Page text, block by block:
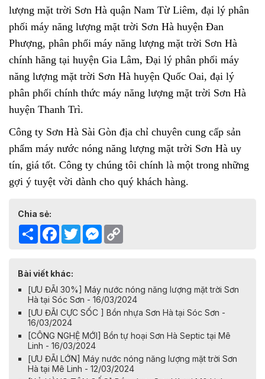
lượng mặt trời Sơn Hà quận Nam Từ Liêm, đại lý phân
phối máy năng lượng mặt trời Sơn Hà huyện Đan
Phượng, phân phối máy năng lượng mặt trời Sơn Hà
chính hãng tại huyện Gia Lâm, Đại lý phân phối máy
năng lượng mặt trời Sơn Hà huyện Quốc Oai, đại lý
phân phối chính thức máy năng lượng mặt trời Sơn Hà
huyện Thanh Trì.
Công ty Sơn Hà Sài Gòn địa chỉ chuyên cung cấp sản
phẩm máy nước nóng năng lượng mặt trời Sơn Hà uy
tín, giá tốt. Công ty chúng tôi chính là một trong những
gợi ý tuyệt vời dành cho quý khách hàng.
Chia sẻ:
Share Facebook
TwitterMessenger
Bài viết khác:
[ƯU ĐÃI 30%] Máy nước nóng năng lượng mặt trời Sơn
Hà tại Sóc Sơn - 16/03/2024
[ƯU ĐÃI CỰC SỐC ] Bồn nhựa Sơn Hà tại Sóc Sơn -
16/03/2024
[CÔNG NGHỆ MỚI] Bồn tự hoại Sơn Hà Septic tại Mê
Linh - 16/03/2024
[ƯU ĐÃI LỚN] Máy nước nóng năng lượng mặt trời Sơn
Hà tại Mê Linh - 12/03/2024